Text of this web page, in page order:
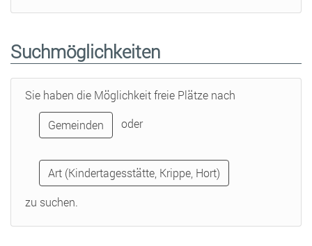
Suchmöglichkeiten
Sie haben die Möglichkeit freie Plätze nach
Gemeinden oder
Art (Kindertagesstätte, Krippe, Hort)
zu suchen.